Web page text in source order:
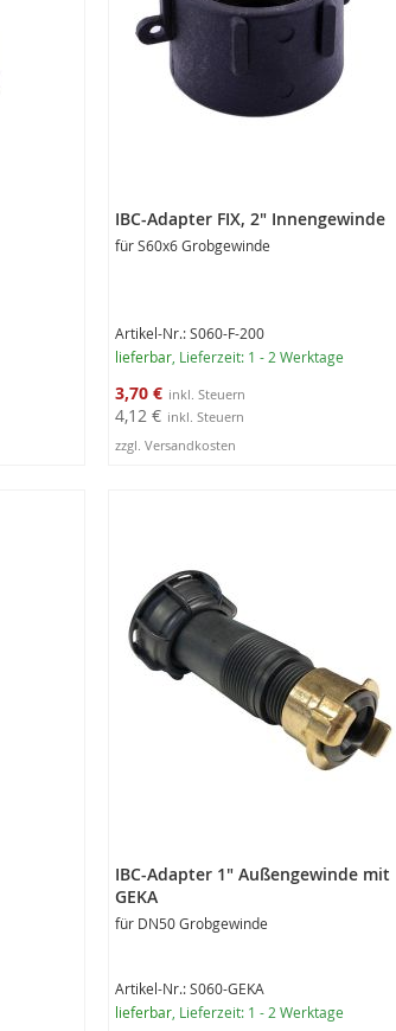
IBC-Adapter FIX, 2" Innengewinde
für S60x6 Grobgewinde
Artikel-Nr.: S060-F-200
lieferbar , Lieferzeit: 1 - 2 Werktage
Sonderangebot
3,70 €
4,12 €
zzgl. Versandkosten
IBC-Adapter 1" Außengewinde mit
GEKA
für DN50 Grobgewinde
Artikel-Nr.: S060-GEKA
lieferbar , Lieferzeit: 1 - 2 Werktage